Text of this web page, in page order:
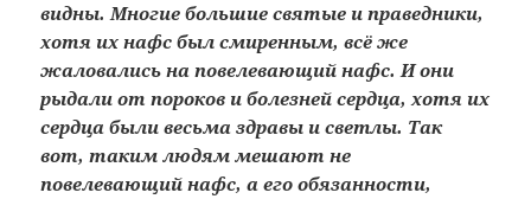
видны. Многие большие святые и праведники,
хотя их нафс был смиренным, всё же
жаловались на повелевающий нафс. И они
рыдали от пороков и болезней сердца, хотя их
сердца были весьма здравы и светлы. Так
вот, таким людям мешают не
повелевающий нафс, а его обязанности,